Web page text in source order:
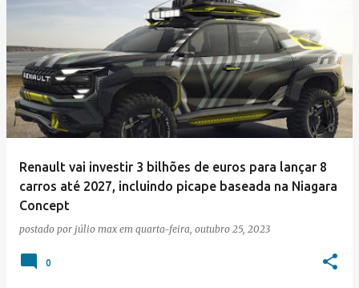
Renault vai investir 3 bilhões de euros para lançar 8
carros até 2027, incluindo picape baseada na Niagara
Concept
postado por júlio max em quarta-feira, outubro 25, 2023
0